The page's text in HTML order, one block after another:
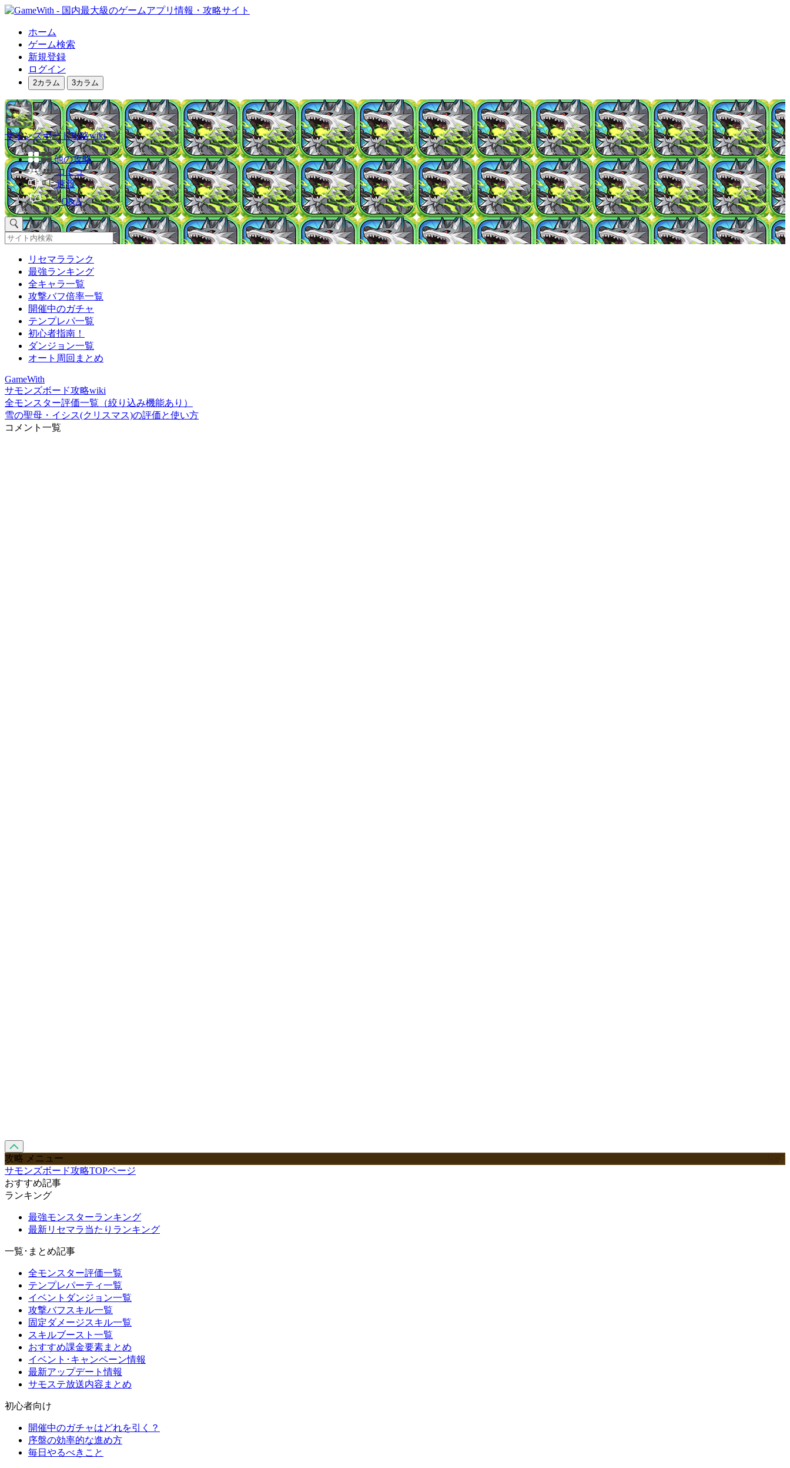
ホーム
ゲーム検索
新規登録
ログイン
2カラム 3カラム
サモンズボード攻略wiki
他の攻略
コミュ
速報
Q&A
リセマラランク
最強ランキング
全キャラ一覧
攻撃バフ倍率一覧
開催中のガチャ
テンプレパ一覧
初心者指南！
ダンジョン一覧
オート周回まとめ
GameWith
サモンズボード攻略wiki
全モンスター評価一覧（絞り込み機能あり）
雪の聖母・イシス(クリスマス)の評価と使い方
コメント一覧
攻略 メニュー
サモンズボード攻略TOPページ
おすすめ記事
ランキング
最強モンスターランキング
最新リセマラ当たりランキング
一覧･まとめ記事
全モンスター評価一覧
テンプレパーティ一覧
イベントダンジョン一覧
攻撃バフスキル一覧
固定ダメージスキル一覧
スキルブースト一覧
おすすめ課金要素まとめ
イベント･キャンペーン情報
最新アップデート情報
サモステ放送内容まとめ
初心者向け
開催中のガチャはどれを引く？
序盤の効率的な進め方
毎日やるべきこと